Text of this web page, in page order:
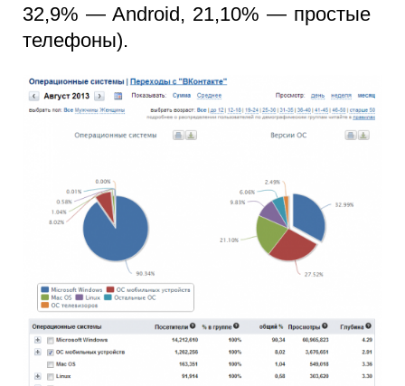
32,9% — Android, 21,10% — простые
телефоны).